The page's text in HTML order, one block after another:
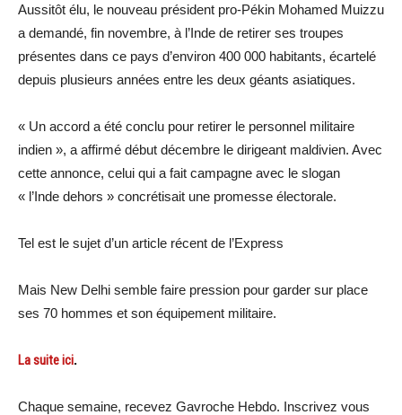
Aussitôt élu, le nouveau président pro-Pékin Mohamed Muizzu
a demandé, fin novembre, à l’Inde de retirer ses troupes
présentes dans ce pays d’environ 400 000 habitants, écartelé
depuis plusieurs années entre les deux géants asiatiques.
« Un accord a été conclu pour retirer le personnel militaire
indien », a affirmé début décembre le dirigeant maldivien. Avec
cette annonce, celui qui a fait campagne avec le slogan
« l’Inde dehors » concrétisait une promesse électorale.
Tel est le sujet d’un article récent de l’Express
Mais New Delhi semble faire pression pour garder sur place
ses 70 hommes et son équipement militaire.
La suite ici.
Chaque semaine, recevez Gavroche Hebdo. Inscrivez vous